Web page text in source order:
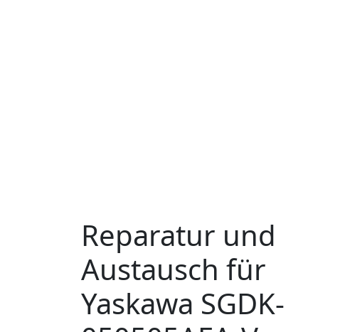
Reparatur und
Austausch für
Yaskawa SGDK-